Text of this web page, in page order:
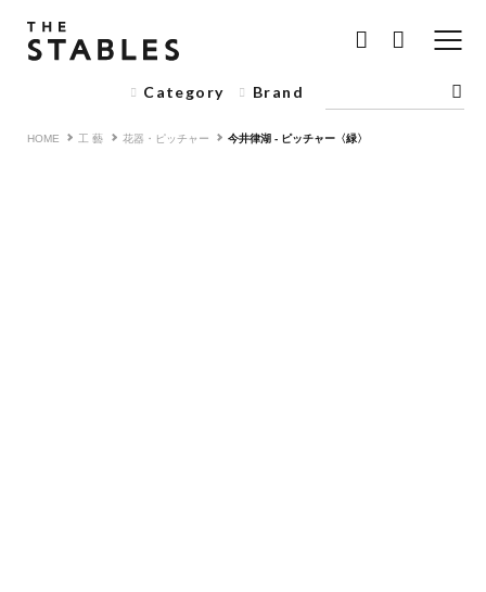
Category Brand
HOME 工 藝 花器・ピッチャー 今井律湖 - ピッチャー〈緑〉